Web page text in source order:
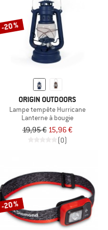
-20 %
ORIGIN OUTDOORS
Lampe tempête Hurricane
Lanterne à bougie
19,95 € 15,96 €
(0)
-20 %